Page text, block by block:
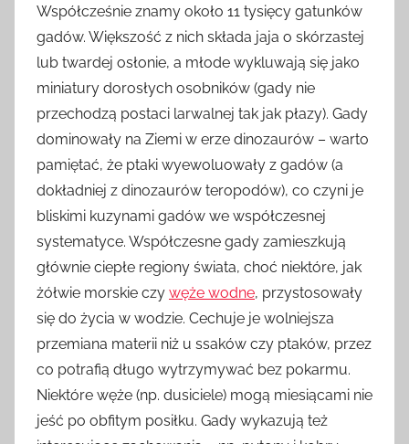
Współcześnie znamy około 11 tysięcy gatunków
gadów. Większość z nich składa jaja o skórzastej
lub twardej osłonie, a młode wykluwają się jako
miniatury dorosłych osobników (gady nie
przechodzą postaci larwalnej tak jak płazy). Gady
dominowały na Ziemi w erze dinozaurów – warto
pamiętać, że ptaki wyewoluowały z gadów (a
dokładniej z dinozaurów teropodów), co czyni je
bliskimi kuzynami gadów we współczesnej
systematyce. Współczesne gady zamieszkują
głównie ciepłe regiony świata, choć niektóre, jak
żółwie morskie czy węże wodne, przystosowały
się do życia w wodzie. Cechuje je wolniejsza
przemiana materii niż u ssaków czy ptaków, przez
co potrafią długo wytrzymywać bez pokarmu.
Niektóre węże (np. dusiciele) mogą miesiącami nie
jeść po obfitym posiłku. Gady wykazują też